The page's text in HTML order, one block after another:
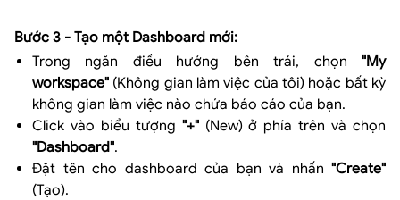
Bước 3 - Tạo một Dashboard mới:
Trong ngăn điều hướng bên trái, chọn "My
workspace" (Không gian làm việc của tôi) hoặc bất kỳ
không gian làm việc nào chứa báo cáo của bạn.
Click vào biểu tượng "+"(New) ở phía trên và chọn
"Dashboard".
Đặt tên cho dashboard của bạn và nhấn "Create"
(Tạo).